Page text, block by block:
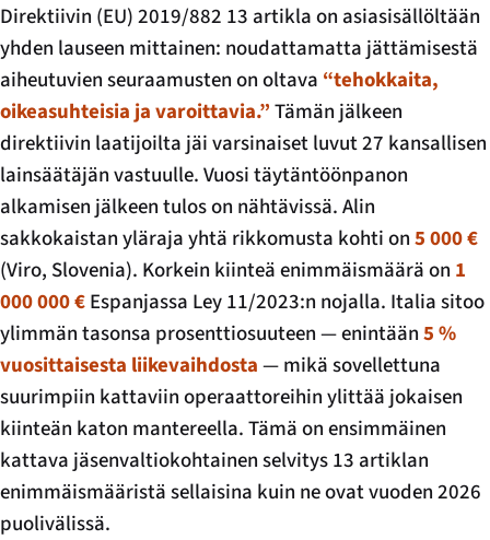
Direktiivin (EU) 2019/882 13 artikla on asiasisällöltään
yhden lauseen mittainen: noudattamatta jättämisestä
aiheutuvien seuraamusten on oltava “tehokkaita,
oikeasuhteisia ja varoittavia.”Tämän jälkeen
direktiivin laatijoilta jäi varsinaiset luvut 27 kansallisen
lainsäätäjän vastuulle. Vuosi täytäntöönpanon
alkamisen jälkeen tulos on nähtävissä. Alin
sakkokaistan yläraja yhtä rikkomusta kohti on5 000 €
(Viro, Slovenia). Korkein kiinteä enimmäismäärä on 1
000 000 €Espanjassa Ley 11/2023:n nojalla. Italia sitoo
ylimmän tasonsa prosenttiosuuteen — enintään5 %
vuosittaisesta liikevaihdosta— mikä sovellettuna
suurimpiin kattaviin operaattoreihin ylittää jokaisen
kiinteän katon mantereella. Tämä on ensimmäinen
kattava jäsenvaltiokohtainen selvitys 13 artiklan
enimmäismääristä sellaisina kuin ne ovat vuoden 2026
puolivälissä.